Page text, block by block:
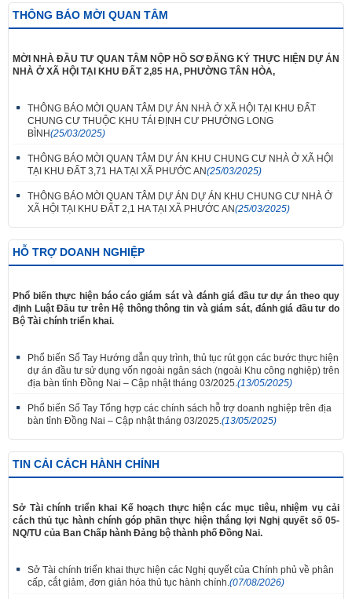
THÔNG BÁO MỜI QUAN TÂM
MỜI NHÀ ĐẦU TƯ QUAN TÂM NỘP HỒ SƠ ĐĂNG KÝ THỰC HIỆN DỰ ÁN
NHÀ Ở XÃ HỘI TẠI KHU ĐẤT 2,85 HA, PHƯỜNG TÂN HÒA,
THÔNG BÁO MỜI QUAN TÂM DỰ ÁN NHÀ Ở XÃ HỘI TẠI KHU ĐẤT
CHUNG CƯ THUỘC KHU TÁI ĐỊNH CƯ PHƯỜNG LONG
BÌNH(25/03/2025)
THÔNG BÁO MỜI QUAN TÂM DỰ ÁN KHU CHUNG CƯ NHÀ Ở XÃ HỘI
TẠI KHU ĐẤT 3,71 HA TẠI XÃ PHƯỚC AN(25/03/2025)
THÔNG BÁO MỜI QUAN TÂM DỰ ÁN DỰ ÁN KHU CHUNG CƯ NHÀ Ở
XÃ HỘI TẠI KHU ĐẤT 2,1 HA TẠI XÃ PHƯỚC AN(25/03/2025)
HỖ TRỢ DOANH NGHIỆP
Phổ biến thực hiện báo cáo giám sát và đánh giá đầu tư dự án theo quy
định Luật Đầu tư trên Hệ thông thông tin và giám sát, đánh giá đầu tư do
Bộ Tài chính triển khai.
Phổ biến Sổ Tay Hướng dẫn quy trình, thủ tục rút gọn các bước thực hiện
dự án đầu tư sử dụng vốn ngoài ngân sách (ngoài Khu công nghiệp) trên
địa bàn tỉnh Đồng Nai – Cập nhật tháng 03/2025. (13/05/2025)
Phổ biến Sổ Tay Tổng hợp các chính sách hỗ trợ doanh nghiệp trên địa
bàn tỉnh Đồng Nai – Cập nhật tháng 03/2025. (13/05/2025)
TIN CẢI CÁCH HÀNH CHÍNH
Sở Tài chính triển khai Kế hoạch thực hiện các mục tiêu, nhiệm vụ cải
cách thủ tục hành chính góp phần thực hiện thắng lợi Nghị quyết số 05-
NQ/TU của Ban Chấp hành Đảng bộ thành phố Đồng Nai.
Sở Tài chính triển khai thực hiện các Nghị quyết của Chính phủ về phân
cấp, cắt giảm, đơn giản hóa thủ tục hành chính. (07/08/2026)